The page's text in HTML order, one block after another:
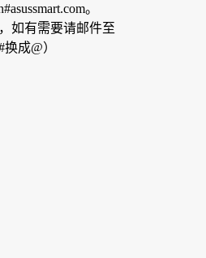
。
如有需要请邮件至
成@）